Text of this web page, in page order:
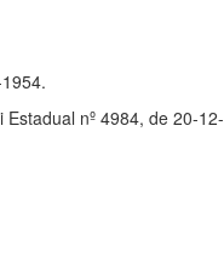
nº 4984, de 20-12-